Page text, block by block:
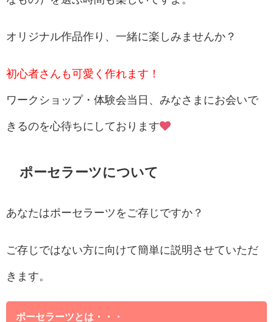
オリジナル作品作り、一緒に楽しみませんか？
初心者さんも可愛く作れます！
ワークショップ・体験会当日、みなさまにお会いで
きるのを心待ちにしております
ポーセラーツについて
あなたはポーセラーツをご存じですか？
ご存じではない方に向けて簡単に説明させていただ
きます。
ポーセラーツとは・・・